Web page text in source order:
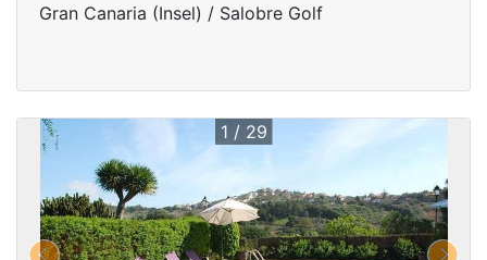
Gran Canaria (Insel) / Salobre Golf
1 / 29